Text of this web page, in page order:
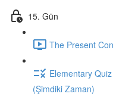
15. Gün
The Present
Elementary
(Şimdiki Zaman)